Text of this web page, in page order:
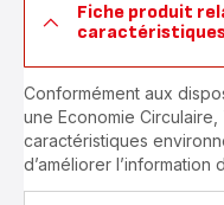
Fiche produit
Conformément aux
une Economie
caractéristiques
d’améliorer l’information